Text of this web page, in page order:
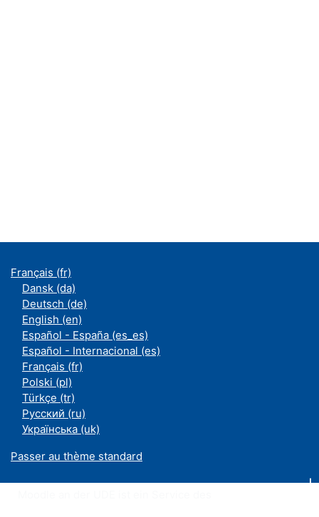
Français ‎(fr)‎
Dansk ‎(da)‎
Deutsch ‎(de)‎
English ‎(en)‎
Español - España ‎(es_es)‎
Español - Internacional ‎(es)‎
Français ‎(fr)‎
Polski ‎(pl)‎
Türkçe ‎(tr)‎
Русский ‎(ru)‎
Українська ‎(uk)‎
Passer au thème standard